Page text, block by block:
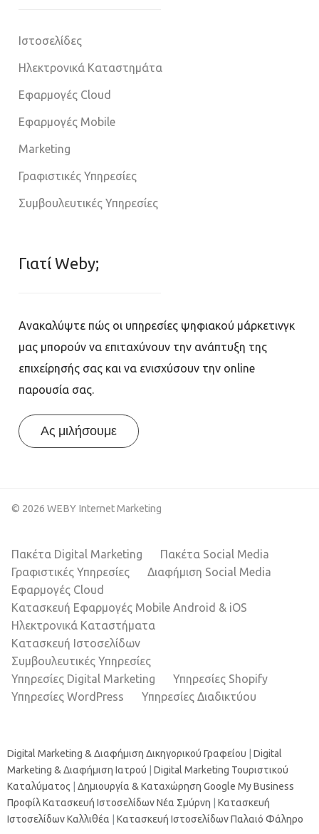
Ιστοσελίδες
Ηλεκτρονικά Καταστημάτα
Εφαρμογές Cloud
Εφαρμογές Mobile
Marketing
Γραφιστικές Υπηρεσίες
Συμβουλευτικές Υπηρεσίες
Γιατί Weby;
Ανακαλύψτε πώς οι υπηρεσίες ψηφιακού μάρκετινγκ
μας μπορούν να επιταχύνουν την ανάπτυξη της
επιχείρησής σας και να ενισχύσουν την online
παρουσία σας.
Ας μιλήσουμε
© 2026 WEBY Internet Marketing
Πακέτα Digital Marketing
Πακέτα Social Media
Γραφιστικές Υπηρεσίες
Διαφήμιση Social Media
Εφαρμογές Cloud
Κατασκευή Εφαρμογές Mobile Android & iOS
Ηλεκτρονικά Καταστήματα
Κατασκευή Ιστοσελίδων
Συμβουλευτικές Υπηρεσίες
Υπηρεσίες Digital Marketing
Υπηρεσίες Shopify
Υπηρεσίες WordPress
Υπηρεσίες Διαδικτύου
Digital Marketing & Διαφήμιση Δικηγορικού Γραφείου
Digital
Marketing & Διαφήμιση Ιατρού
Digital Marketing Τουριστικού
Καταλύματος
Δημιουργία & Καταχώρηση Google My Business
ΠροφίλΚατασκευή Ιστοσελίδων Νέα Σμύρνη
Κατασκευή
Ιστοσελίδων Καλλιθέα
Κατασκευή Ιστοσελίδων Παλαιό Φάληρο